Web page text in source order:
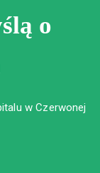
o
w Czerwonej